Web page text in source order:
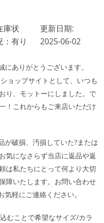
庫状
：有り
更新日期:
2025-06-02
ありがとうございます。
ョップサイトとして、いつも
り、モットーにしました。で
！これからもご来店いただけ
が破損、汚損していた?または
気になさらず当店に返品や返
は私たちにとって何より大切
障いたします。お問い合わせ
気軽にご連絡ください。
むことで希望なサイズ/カラ